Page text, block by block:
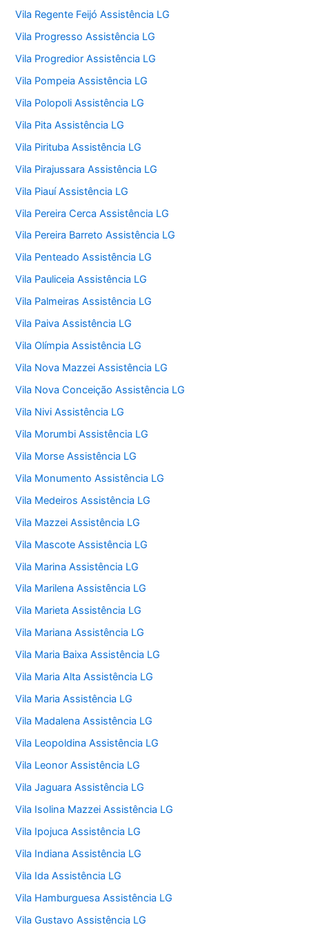
Vila Regente Feijó Assistência LG
Vila Progresso Assistência LG
Vila Progredior Assistência LG
Vila Pompeia Assistência LG
Vila Polopoli Assistência LG
Vila Pita Assistência LG
Vila Pirituba Assistência LG
Vila Pirajussara Assistência LG
Vila Piauí Assistência LG
Vila Pereira Cerca Assistência LG
Vila Pereira Barreto Assistência LG
Vila Penteado Assistência LG
Vila Pauliceia Assistência LG
Vila Palmeiras Assistência LG
Vila Paiva Assistência LG
Vila Olímpia Assistência LG
Vila Nova Mazzei Assistência LG
Vila Nova Conceição Assistência LG
Vila Nivi Assistência LG
Vila Morumbi Assistência LG
Vila Morse Assistência LG
Vila Monumento Assistência LG
Vila Medeiros Assistência LG
Vila Mazzei Assistência LG
Vila Mascote Assistência LG
Vila Marina Assistência LG
Vila Marilena Assistência LG
Vila Marieta Assistência LG
Vila Mariana Assistência LG
Vila Maria Baixa Assistência LG
Vila Maria Alta Assistência LG
Vila Maria Assistência LG
Vila Madalena Assistência LG
Vila Leopoldina Assistência LG
Vila Leonor Assistência LG
Vila Jaguara Assistência LG
Vila Isolina Mazzei Assistência LG
Vila Ipojuca Assistência LG
Vila Indiana Assistência LG
Vila Ida Assistência LG
Vila Hamburguesa Assistência LG
Vila Gustavo Assistência LG